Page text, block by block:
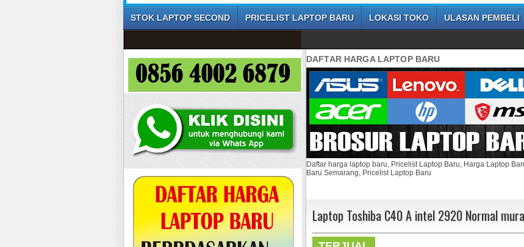
STOK LAPTOP SECOND PRICELIST LAPTOP BARU LOKASI TOKO ULASAN PEMBELI
DAFTAR HARGA LAPTOP BARU
Daftar harga laptop baru, Pricelist Laptop Baru, Harga Laptop
Baru Semarang, Pricelist Laptop Baru
Laptop Toshiba C40 A intel 2920 Normal